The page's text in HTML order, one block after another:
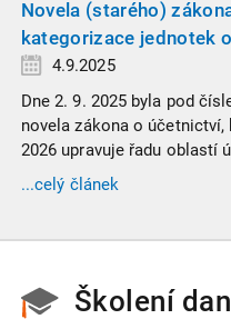
žádného daňového
Novela (starého)
kategorizace jednotek
4.9.2025
Dne 2. 9. 2025 byla pod
novela zákona o
2026 upravuje řadu oblastí
od 3. září 2025, platí nová,
do velikostních a použijí
...celý článek
Školení